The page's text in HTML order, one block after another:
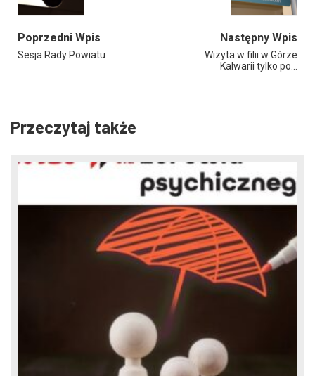
Poprzedni Wpis
Sesja Rady Powiatu
Następny Wpis
Wizyta w filii w Górze
Kalwarii tylko po…
Przeczytaj także